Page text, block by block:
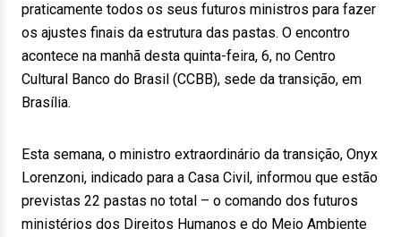
praticamente todos os seus futuros ministros para fazer
os ajustes finais da estrutura das pastas. O encontro
acontece na manhã desta quinta-feira, 6, no Centro
Cultural Banco do Brasil (CCBB), sede da transição, em
Brasília.
Esta semana, o ministro extraordinário da transição, Onyx
Lorenzoni, indicado para a Casa Civil, informou que estão
previstas 22 pastas no total – o comando dos futuros
ministérios dos Direitos Humanos e do Meio Ambiente